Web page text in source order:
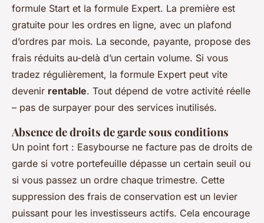
formule Start et la formule Expert. La première est
gratuite pour les ordres en ligne, avec un plafond
d’ordres par mois. La seconde, payante, propose des
frais réduits au-delà d’un certain volume. Si vous
tradez régulièrement, la formule Expert peut vite
devenir rentable. Tout dépend de votre activité réelle
– pas de surpayer pour des services inutilisés.
Absence de droits de garde sous conditions
Un point fort : Easybourse ne facture pas de droits de
garde si votre portefeuille dépasse un certain seuil ou
si vous passez un ordre chaque trimestre. Cette
suppression des frais de conservation est un levier
puissant pour les investisseurs actifs. Cela encourage